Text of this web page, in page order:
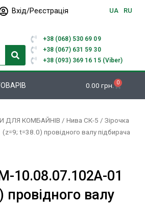
Вхід/Реєстрація UA RU
+38 (068) 530 69 09
+38 (067) 631 59 30
+38 (093) 369 16 15 (Viber)
0.00 грн. 0
Кошик
ДЛЯ КОМБАЙНІВ / Нива СК-5 / Зірочка
t=38.0) провідного валу підбирача
10.08.07.102А-01
провідного валу